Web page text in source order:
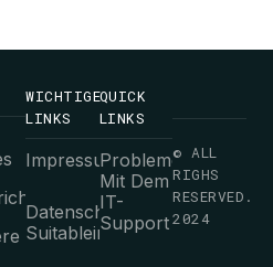
WICHTIGE
LINKS
Impressum
Datenschutz-
Suitableimmungen
QUICK
LINKS
Probleme
Mit Dem
IT-
Support
© ALL
RIGHS
RESERVED.
2024